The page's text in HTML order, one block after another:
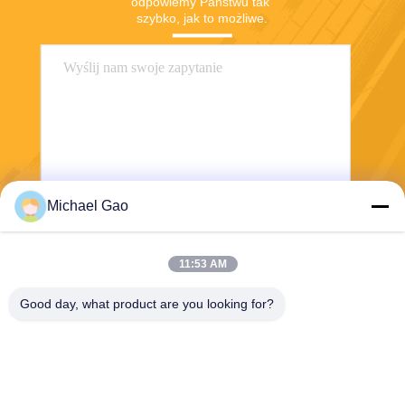
szybko, jak to możliwe.
Wysłać
Michael Gao
11:53 AM
Good day, what product are you looking for?